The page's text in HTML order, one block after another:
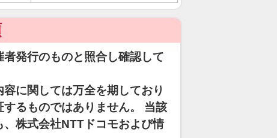
発行のものと照合し確認して
に関しては万全を期しており
るものではありません。 当該
株式会社NTTドコモおよび情